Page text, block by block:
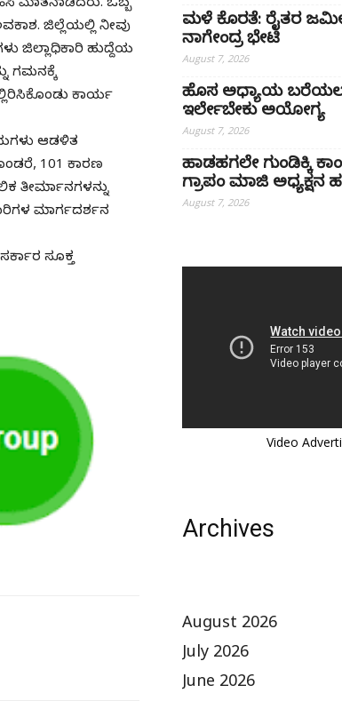
ಮಾತನಾಡಿದರು. ಒಬ್ಬ
ಜಿಲ್ಲೆಯಲ್ಲಿ ನೀವು
ಜಿಲ್ಲಾಧಿಕಾರಿ ಹುದ್ದೆಯ
ಗಮನಕ್ಕೆ
ಕಾರ್ಯ
ಆಡಳಿತ
101 ಕಾರಣ
ತೀರ್ಮಾನಗಳನ್ನು
ಮಾರ್ಗದರ್ಶನ
ಸೂಕ್ತ
ಮಳೆ ಕೊರತೆ: ರೈತರ
ನಾಗೇಂದ್ರ ಭೇಟಿ
August 7, 2026
ಹೊಸ ಅಧ್ಯಾಯ
ಇರ್ಲೇಬೇಕು ಅಯೋಗ್ಯ
August 7, 2026
ಹಾಡಹಗಲೇ ಗುಂಡಿಕ್ಕಿ
ಗ್ರಾಪಂ ಮಾಜಿ ಅಧ್ಯಕ್ಷನ
August 7, 2026
Video
Archives
August 2026
July 2026
June 2026